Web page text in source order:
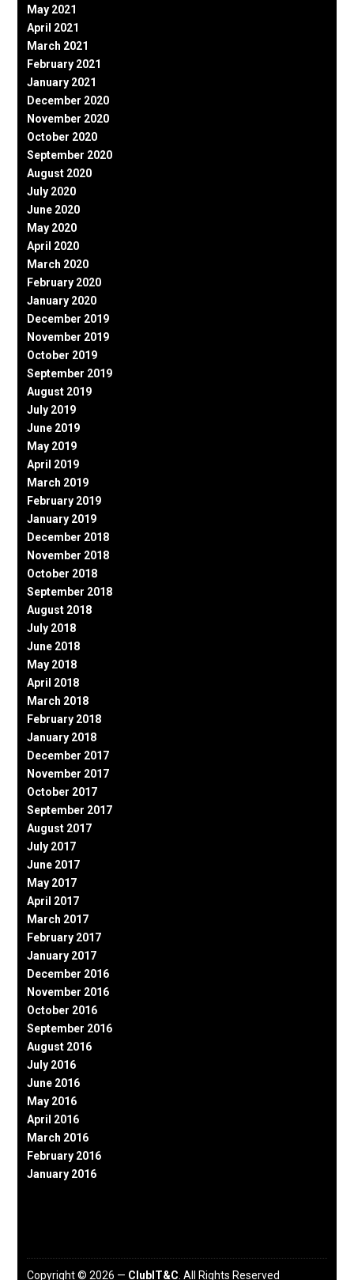
May 2021
April 2021
March 2021
February 2021
January 2021
December 2020
November 2020
October 2020
September 2020
August 2020
July 2020
June 2020
May 2020
April 2020
March 2020
February 2020
January 2020
December 2019
November 2019
October 2019
September 2019
August 2019
July 2019
June 2019
May 2019
April 2019
March 2019
February 2019
January 2019
December 2018
November 2018
October 2018
September 2018
August 2018
July 2018
June 2018
May 2018
April 2018
March 2018
February 2018
January 2018
December 2017
November 2017
October 2017
September 2017
August 2017
July 2017
June 2017
May 2017
April 2017
March 2017
February 2017
January 2017
December 2016
November 2016
October 2016
September 2016
August 2016
July 2016
June 2016
May 2016
April 2016
March 2016
February 2016
January 2016
Copyright © 2026 — ClubIT&C . All Rights Reserved